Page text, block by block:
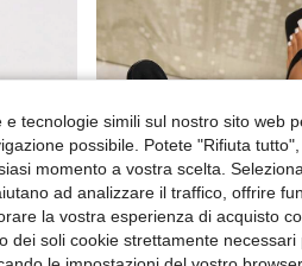
e tecnologie simili sul nostro sito web
possibile. Potete "Rifiuta
momento a vostra scelta.
ad analizzare il traffico, offrire
la vostra esperienza di acquisto
dei soli cookie strettamente